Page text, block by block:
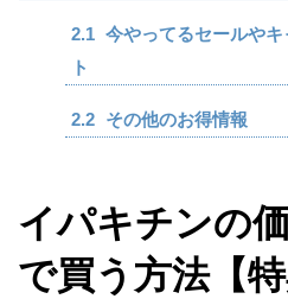
2.1 今やってるセールや
ト
2.2 その他のお得情報
イパキチンの
で買う方法【特